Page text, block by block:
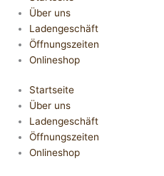
Über uns
Ladengeschäft
Öffnungszeiten
Onlineshop
Startseite
Über uns
Ladengeschäft
Öffnungszeiten
Onlineshop